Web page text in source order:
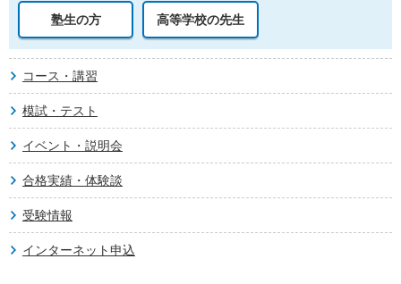
塾生の方 高等学校の先生
コース・講習
模試・テスト
イベント・説明会
合格実績・体験談
受験情報
インターネット申込